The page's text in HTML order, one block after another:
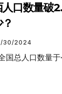
人口数量破
30/2024
国总人口数量